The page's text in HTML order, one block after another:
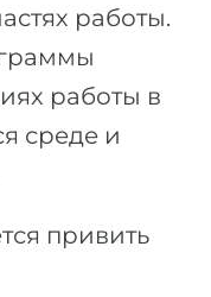
поступают
работы.
работы в
среде и
привить